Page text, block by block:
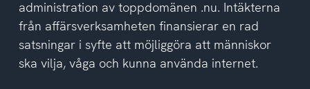
administration av toppdomänen .nu. Intäkterna
från affärsverksamheten finansierar en rad
satsningar i syfte att möjliggöra att människor
ska vilja, våga och kunna använda internet.